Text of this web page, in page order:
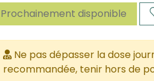
Prochainement disponible
Ne pas dépasser la dose
recommandée, tenir hors de